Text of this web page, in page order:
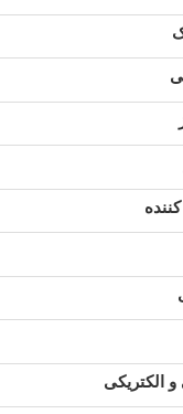
الکتریکی